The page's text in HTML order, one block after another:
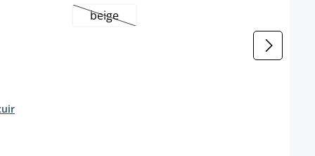
beige(Cette option n'est pas disponible pour le